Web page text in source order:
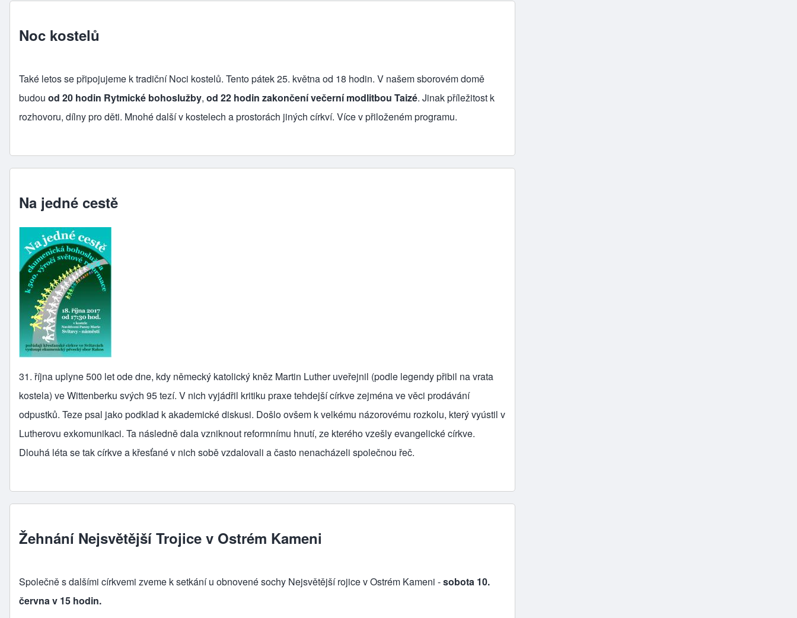
Noc kostelů
Také letos se připojujeme k tradiční Noci kostelů. Tento pátek 25. května od 18 hodin. V našem sborovém domě
budou od 20 hodin Rytmické bohoslužby, od 22 hodin zakončení večerní modlitbou Taizé. Jinak příležitost k
rozhovoru, dílny pro děti. Mnohé další v kostelech a prostorách jiných církví. Více v přiloženém programu.
Na jedné cestě
31. října uplyne 500 let ode dne, kdy německý katolický kněz Martin Luther uveřejnil (podle legendy přibil na vrata
kostela) ve Wittenberku svých 95 tezí. V nich vyjádřil kritiku praxe tehdejší církve zejména ve věci prodávání
odpustků. Teze psal jako podklad k akademické diskusi. Došlo ovšem k velkému názorovému rozkolu, který vyústil v
Lutherovu exkomunikaci. Ta následně dala vzniknout reformnímu hnutí, ze kterého vzešly evangelické církve.
Dlouhá léta se tak církve a křesťané v nich sobě vzdalovali a často nenacházeli společnou řeč.
Žehnání Nejsvětější Trojice v Ostrém Kameni
Společně s dalšími církvemi zveme k setkání u obnovené sochy Nejsvětější rojice v Ostrém Kameni -sobota 10.
června v 15 hodin.